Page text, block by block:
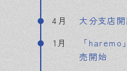
4月
大分支店
1月
「
売開始